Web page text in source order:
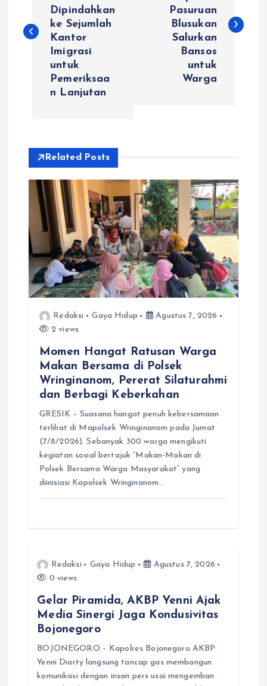
v
i
o
s
Dipindahkan
ke Sejumlah
Kantor
Imigrasi
untuk
Pemeriksaa
n Lanjutan
Pasuruan
Blusukan
Salurkan
Bansos
untuk
Warga
Related Posts
Redaksi Gaya Hidup
Agustus 7, 2026
2 views
Momen Hangat Ratusan Warga
Makan Bersama di Polsek
Wringinanom, Pererat Silaturahmi
dan Berbagi Keberkahan
GRESIK – Suasana hangat penuh kebersamaan
terlihat di Mapolsek Wringinanom pada Jumat
(7/8/2026). Sebanyak 300 warga mengikuti
kegiatan sosial bertajuk “Makan-Makan di
Polsek Bersama Warga Masyarakat” yang
diinisiasi Kapolsek Wringinanom…
Redaksi Gaya Hidup
Agustus 7, 2026
0 views
Gelar Piramida, AKBP Yenni Ajak
Media Sinergi Jaga Kondusivitas
Bojonegoro
BOJONEGORO – Kapolres Bojonegoro AKBP
Yenni Diarty langsung tancap gas membangun
komunikasi dengan insan pers usai mengemban